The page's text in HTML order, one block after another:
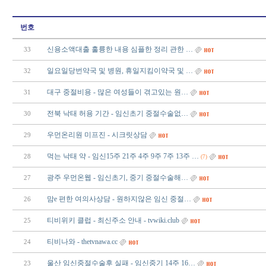
번호
33 신용소액대출 훌륭한 내용 심플한 정리 관한 …
32 일요일당번약국 및 병원, 휴일지킴이약국 및 …
31 대구 중절비용 - 많은 여성들이 겪고있는 원…
30 전북 낙태 허용 기간 - 임신초기 중절수술없…
29 우먼온리원 미프진 - 시크릿상담
28 먹는 낙태 약 - 임신15주 21주 4주 9주 7주 13주 … (7)
27 광주 우먼온웹 - 임신초기, 중기 중절수술해…
26 맘e 편한 여의사상담 - 원하지않은 임신 중절…
25 티비위키 클럽 - 최신주소 안내 - tvwiki.club
24 티비나와 - thetvnawa.cc
23 울산 임신중절수술후 실패 - 임신중기 14주 16…